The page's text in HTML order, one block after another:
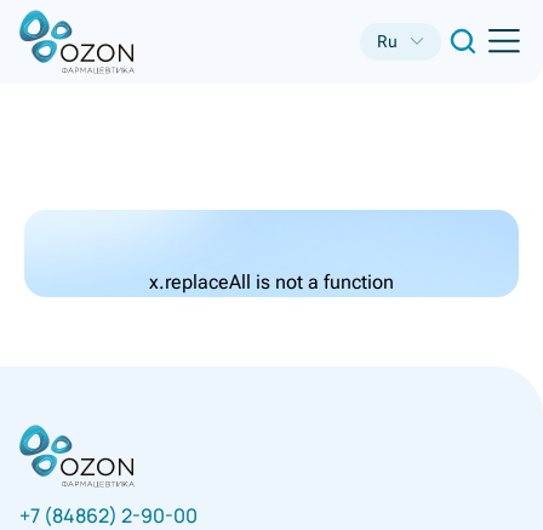
Ru
x.replaceAll is not a function
+7 (84862) 2-90-00